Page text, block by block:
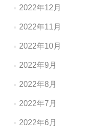
2022年12月
2022年11月
2022年10月
2022年9月
2022年8月
2022年7月
2022年6月